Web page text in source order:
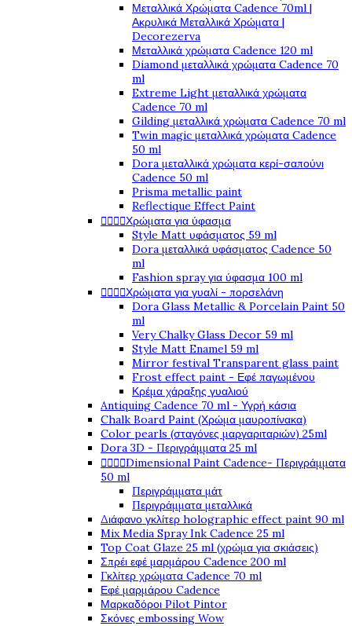
Μεταλλικά Χρώματα Cadence 70ml |
Ακρυλικά Μεταλλικά Χρώματα |
Decorezerva
Μεταλλικά χρώματα Cadence 120 ml
Diamond μεταλλικά χρώματα Cadence 70
ml
Extreme Light μεταλλικά χρώματα
Cadence 70 ml
Gilding μεταλλικά χρώματα Cadence 70 ml
Twin magic μεταλλικά χρώματα Cadence
50 ml
Dora μεταλλικά χρώματα κερί-σαπούνι
Cadence 50 ml
Prisma metallic paint
Reflectique Effect Paint
Χρώματα για ύφασμα
Style Matt υφάσματος 59 ml
Dora μεταλλικά υφάσματος Cadence 50
ml
Fashion spray για ύφασμα 100 ml
Χρώματα για γυαλί - πορσελάνη
Dora Glass Metallic & Porcelain Paint 50
ml
Very Chalky Glass Decor 59 ml
Style Matt Enamel 59 ml
Mirror festival Transparent glass paint
Frost effect paint - Εφέ παγωμένου
Κρέμα χάραξης γυαλιού
Antiquing Cadence 70 ml - Υγρή κάσια
Chalk Board Paint (Χρώμα μαυροπίνακα)
Color pearls (σταγόνες μαργαριταριών) 25ml
Dora 3D - Περιγράμματα 25 ml
Dimensional Paint Cadence- Περιγράμματα
50 ml
Περιγράμματα μάτ
Περιγράμματα μεταλλικά
Διάφανο γκλίτερ holographic effect paint 90 ml
Mix Media Spray Ink Cadence 25 ml
Top Coat Glaze 25 ml (χρώμα για σκιάσεις)
Σπρέι εφέ μαρμάρου Cadence 200 ml
Γκλίτερ χρώματα Cadence 70 ml
Εφέ μαρμάρου Cadence
Μαρκαδόροι Pilot Pintor
Σκόνες embossing Wow